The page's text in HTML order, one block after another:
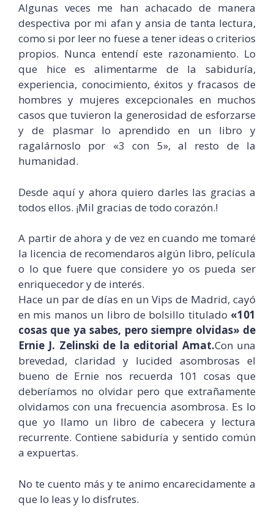
Algunas veces me han achacado de manera
despectiva por mi afan y ansia de tanta lectura,
como si por leer no fuese a tener ideas o criterios
propios. Nunca entendí este razonamiento. Lo
que hice es alimentarme de la sabiduría,
experiencia, conocimiento, éxitos y fracasos de
hombres y mujeres excepcionales en muchos
casos que tuvieron la generosidad de esforzarse
y de plasmar lo aprendido en un libro y
ragalárnoslo por «3 con 5», al resto de la
humanidad.
Desde aquí y ahora quiero darles las gracias a
todos ellos. ¡Mil gracias de todo corazón.!
A partir de ahora y de vez en cuando me tomaré
la licencia de recomendaros algún libro, película
o lo que fuere que considere yo os pueda ser
enriquecedor y de interés.
Hace un par de días en un Vips de Madrid, cayó
en mis manos un libro de bolsillo titulado «101
cosas que ya sabes, pero siempre olvidas» de
Ernie J. Zelinski de la editorial Amat.Con una
brevedad, claridad y lucided asombrosas el
bueno de Ernie nos recuerda 101 cosas que
deberíamos no olvidar pero que extrañamente
olvidamos con una frecuencia asombrosa. Es lo
que yo llamo un libro de cabecera y lectura
recurrente. Contiene sabiduría y sentido común
a expuertas.
No te cuento más y te animo encarecidamente a
que lo leas y lo disfrutes.